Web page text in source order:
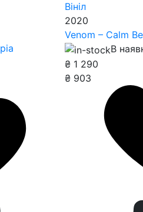
Вініл
2020
Venom – Calm
В
₴ 1 290
₴ 903